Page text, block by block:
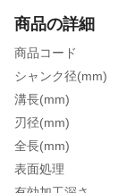
商品の詳細
商品コード
シャンク径(mm)
溝長(mm)
刃径(mm)
全長(mm)
表面処理